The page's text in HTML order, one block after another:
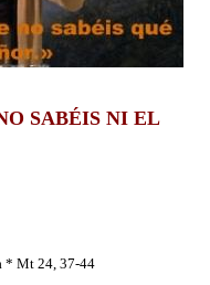
SABÉIS NI EL
* Mt 24, 37-44